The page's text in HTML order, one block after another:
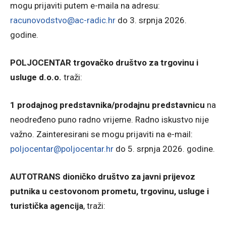
mogu prijaviti putem e-maila na adresu:
racunovodstvo@ac-radic.hr do 3. srpnja 2026.
godine.
POLJOCENTAR trgovačko društvo za trgovinu i
usluge d.o.o. traži:
1 prodajnog predstavnika/prodajnu predstavnicu na
neodređeno puno radno vrijeme. Radno iskustvo nije
važno. Zainteresirani se mogu prijaviti na e-mail:
poljocentar@poljocentar.hr do 5. srpnja 2026. godine.
AUTOTRANS dioničko društvo za javni prijevoz
putnika u cestovonom prometu, trgovinu, usluge i
turistička agencija, traži: